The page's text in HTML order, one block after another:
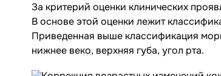
За критерий оценки клинических
В основе этой оценки лежит
Приведенная выше классификация
нижнее веко, верхняя губа, угол рта.